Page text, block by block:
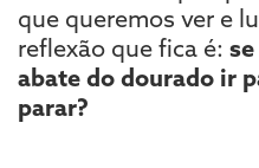
que queremos ver e
reflexão que fica é:
abate do dourado ir
parar?